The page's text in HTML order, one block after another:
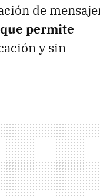
de
permite
y sin